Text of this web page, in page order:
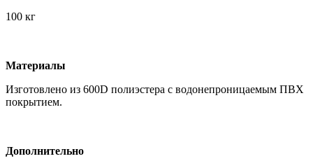
100 кг
Материалы
Изготовлено из 600D полиэстера с водонепроницаемым ПВХ
покрытием.
Дополнительно